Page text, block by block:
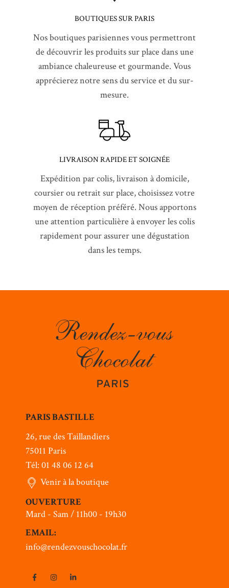
BOUTIQUES SUR PARIS
Nos boutiques parisiennes vous permettront
de découvrir les produits sur place dans une
ambiance chaleureuse et gourmande. Vous
apprécierez notre sens du service et du sur-
mesure.
LIVRAISON RAPIDE ET SOIGNÉE
Expédition par colis, livraison à domicile,
coursier ou retrait sur place, choisissez votre
moyen de réception préféré. Nous apportons
une attention particulière à envoyer les colis
rapidement pour assurer une dégustation
dans les temps.
PARIS BASTILLE
26, rue des Taillandiers
75011 Paris
Tél: 01 48 06 12 64
Venir à la boutique
OUVERTURE
Mard - Sam / 11h00 - 19h30
EMAIL:
info@rendezvouschocolat.fr